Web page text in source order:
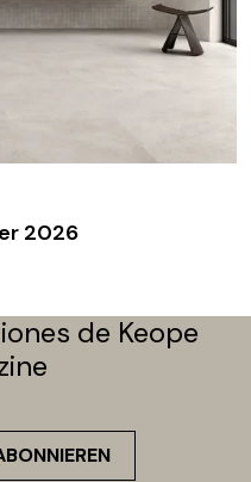
2026
de Keope